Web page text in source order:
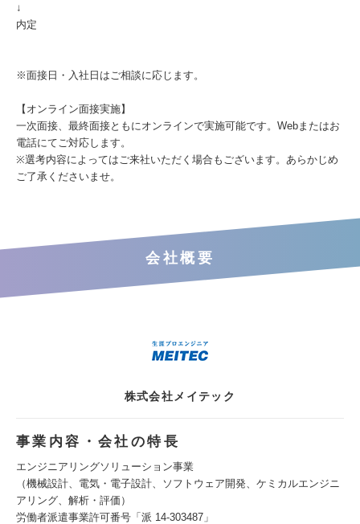
↓
内定
※面接日・入社日はご相談に応じます。
【オンライン面接実施】
一次面接、最終面接ともにオンラインで実施可能です。Webまたはお
電話にてご対応します。
※選考内容によってはご来社いただく場合もございます。あらかじめ
ご了承くださいませ。
会社概要
株式会社メイテック
事業内容・会社の特長
エンジニアリングソリューション事業
（機械設計、電気・電子設計、ソフトウェア開発、ケミカルエンジニ
アリング、解析・評価）
労働者派遣事業許可番号「派 14-303487」